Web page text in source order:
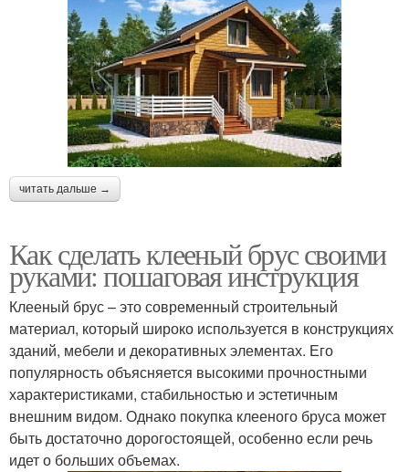
читать дальше →
Как сделать клееный брус своими
руками: пошаговая инструкция
Клееный брус – это современный строительный
материал, который широко используется в конструкциях
зданий, мебели и декоративных элементах. Его
популярность объясняется высокими прочностными
характеристиками, стабильностью и эстетичным
внешним видом. Однако покупка клееного бруса может
быть достаточно дорогостоящей, особенно если речь
идет о больших объемах.